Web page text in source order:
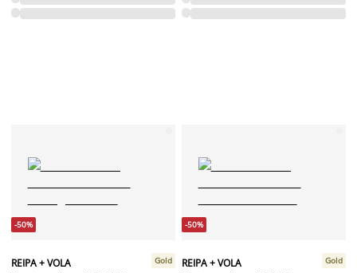
-50%
REIPA + VOLA
Gold
-50%
REIPA + VOLA
Gold